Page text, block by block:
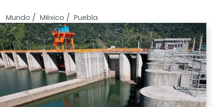
Mundo / México / Puebla